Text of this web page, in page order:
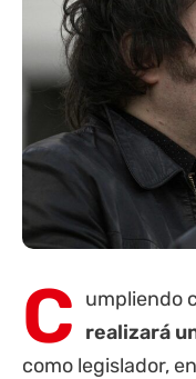
C umpliendo
realizará
como legislador,